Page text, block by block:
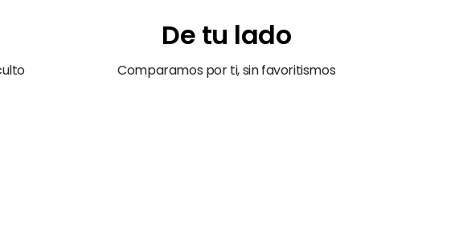
De tu lado
Comparamos por ti, sin favoritismos